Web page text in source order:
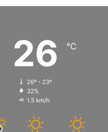
26 ℃
26º - 23º
32%
1.5 km/h